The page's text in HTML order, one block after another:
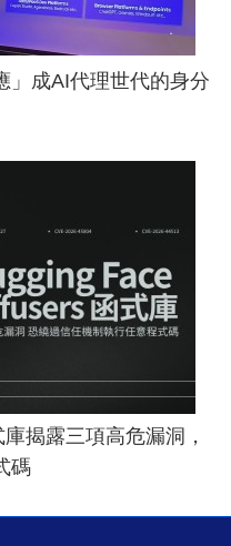
」成AI代理世代的身分
揭露三項高危漏洞，
碼